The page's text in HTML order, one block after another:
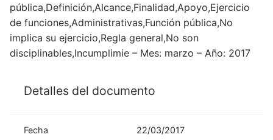
pública,Definición,Alcance,Finalidad,Apoyo,Ejercicio
de funciones,Administrativas,Función pública,No
implica su ejercicio,Regla general,No son
disciplinables,Incumplimie – Mes: marzo – Año: 2017
Detalles del documento
Fecha 22/03/2017